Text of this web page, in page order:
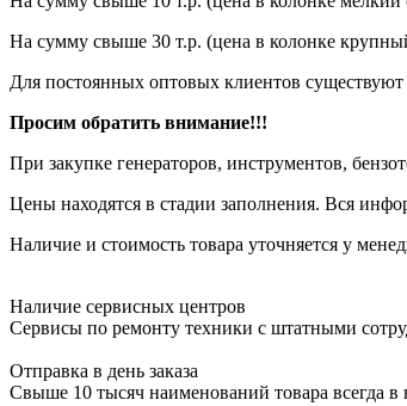
На сумму свыше 30 т.р. (цена в колонке
Для постоянных оптовых клиентов
Просим обратить внимание!!!
При закупке генераторов, инструментов,
Цены находятся в стадии заполнения. Вся
Наличие и стоимость товара уточняется у
Наличие сервисных центров
Сервисы по ремонту техники с штатными
Отправка в день заказа
Свыше 10 тысяч наименований товара всегда в